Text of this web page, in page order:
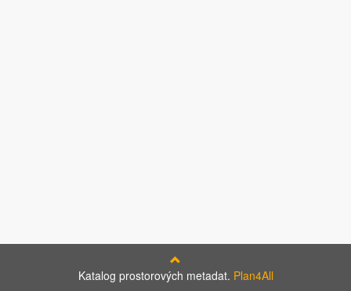
Katalog prostorových metadat. Plan4All